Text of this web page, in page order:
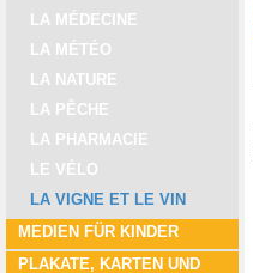
LA MÉDECINE
LA MÉTÉO
LA NATURE
LA PÊCHE
LA PHARMACIE
LE VÉLO
LA VIGNE ET LE VIN
MEDIEN FÜR KINDER
PLAKATE, KARTEN UND